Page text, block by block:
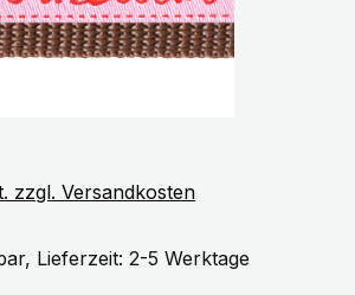
zzgl. Versandkosten
Lieferzeit: 2-5 Werktage